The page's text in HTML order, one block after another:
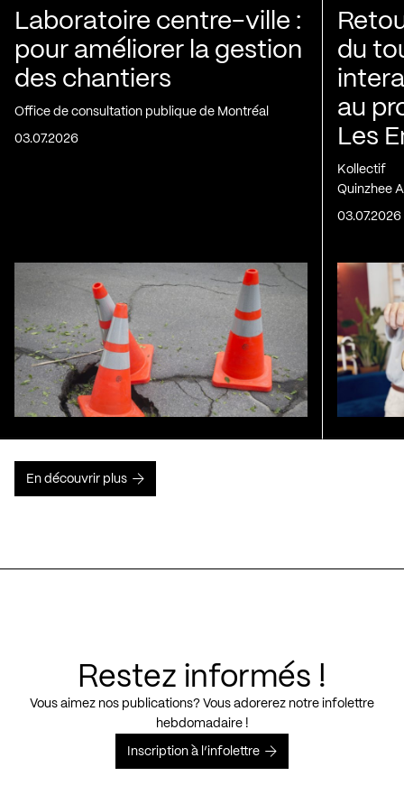
Laboratoire centre-ville :
pour améliorer la gestion
des chantiers
Office de consultation publique de Montréal
03.07.2026
du
au
Les
Kollectif
Quinzhee
03.07.2026
En découvrir plus
Restez informés !
Vous aimez nos publications? Vous adorerez notre infolettre
hebdomadaire !
Inscription à l’infolettre